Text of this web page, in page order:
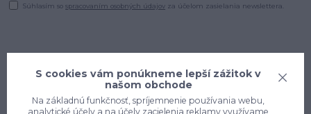
Súhlasím sospracovaním osobných údajov za účelom zasielania newslettera.
S cookies vám ponúkneme lepší zážitok v
našom obchode
Na základnú funkčnosť, spríjemnenie používania webu,
analytické účely a na účely zacielenia reklamy využívame